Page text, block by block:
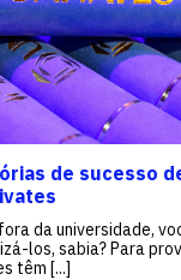
de sucesso
da universidade,
los, sabia? Para
têm [...]